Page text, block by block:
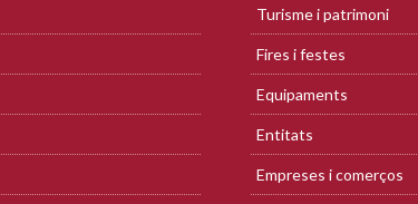
Turisme i patrimoni
Fires i festes
Equipaments
Entitats
Empreses i comerços